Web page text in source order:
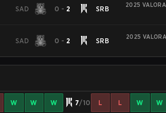
SAD 0 - 2 SRB
2025
SAD 0 - 2 SRB
2025
W W W 7/10 L L W W